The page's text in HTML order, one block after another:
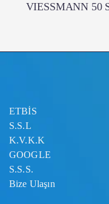
VIESSMANN 50
ETBİS
S.S.L
K.V.K.K
GOOGLE
S.S.S.
Bize Ulaşın